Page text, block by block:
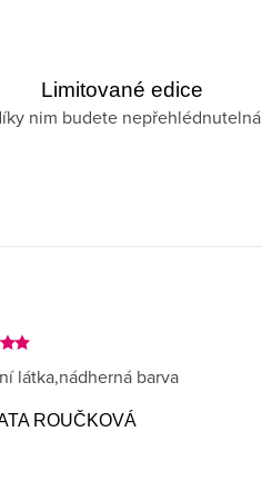
Limitované edice
nim budete nepřehlédnutelná
látka,nádherná barva
ROUČKOVÁ